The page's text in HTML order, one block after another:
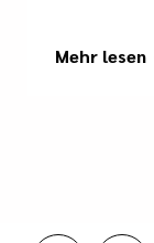
Mehr lesen